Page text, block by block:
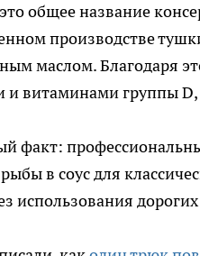
общее название
производстве
маслом. Благодаря
и витаминами группы
факт:
в соус для
использования